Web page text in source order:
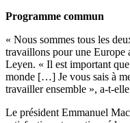
Programme commun
« Nous sommes tous les
travaillons pour une Europe
Leyen. « Il est important
monde […] Je vous sais à
travailler ensemble », a-t-
Le président Emmanuel